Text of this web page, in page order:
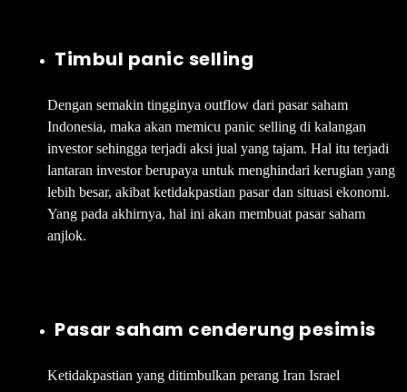
Timbul panic selling
Dengan semakin tingginya outflow dari pasar saham
Indonesia, maka akan memicu panic selling di kalangan
investor sehingga terjadi aksi jual yang tajam. Hal itu terjadi
lantaran investor berupaya untuk menghindari kerugian yang
lebih besar, akibat ketidakpastian pasar dan situasi ekonomi.
Yang pada akhirnya, hal ini akan membuat pasar saham
anjlok.
Pasar saham cenderung pesimis
Ketidakpastian yang ditimbulkan perang Iran Israel